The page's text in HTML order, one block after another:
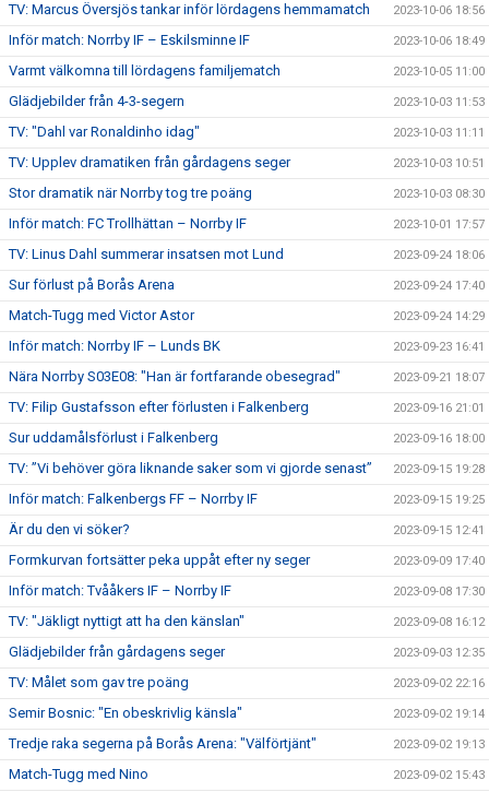
TV: Marcus Översjös tankar inför lördagens hemmamatch 2023-10-06 18:56
Inför match: Norrby IF – Eskilsminne IF 2023-10-06 18:49
Varmt välkomna till lördagens familjematch 2023-10-05 11:00
Glädjebilder från 4-3-segern 2023-10-03 11:53
TV: "Dahl var Ronaldinho idag" 2023-10-03 11:11
TV: Upplev dramatiken från gårdagens seger 2023-10-03 10:51
Stor dramatik när Norrby tog tre poäng 2023-10-03 08:30
Inför match: FC Trollhättan – Norrby IF 2023-10-01 17:57
TV: Linus Dahl summerar insatsen mot Lund 2023-09-24 18:06
Sur förlust på Borås Arena 2023-09-24 17:40
Match-Tugg med Victor Astor 2023-09-24 14:29
Inför match: Norrby IF – Lunds BK 2023-09-23 16:41
Nära Norrby S03E08: "Han är fortfarande obesegrad" 2023-09-21 18:07
TV: Filip Gustafsson efter förlusten i Falkenberg 2023-09-16 21:01
Sur uddamålsförlust i Falkenberg 2023-09-16 18:00
TV: ”Vi behöver göra liknande saker som vi gjorde senast” 2023-09-15 19:28
Inför match: Falkenbergs FF – Norrby IF 2023-09-15 19:25
Är du den vi söker? 2023-09-15 12:41
Formkurvan fortsätter peka uppåt efter ny seger 2023-09-09 17:40
Inför match: Tvååkers IF – Norrby IF 2023-09-08 17:30
TV: "Jäkligt nyttigt att ha den känslan" 2023-09-08 16:12
Glädjebilder från gårdagens seger 2023-09-03 12:35
TV: Målet som gav tre poäng 2023-09-02 22:16
Semir Bosnic: "En obeskrivlig känsla" 2023-09-02 19:14
Tredje raka segerna på Borås Arena: "Välförtjänt" 2023-09-02 19:13
Match-Tugg med Nino 2023-09-02 15:43